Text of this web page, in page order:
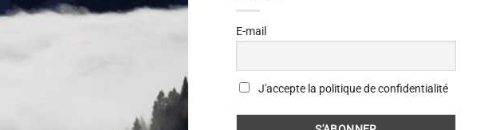
E-mail
J'accepte la politique de confidentialité